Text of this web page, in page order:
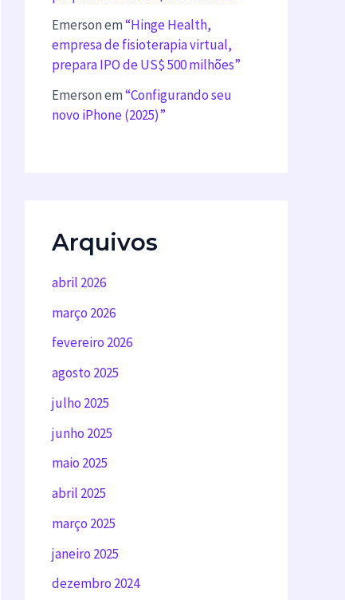
Emersonem“Hinge Health,
empresa de fisioterapia virtual,
prepara IPO de US$ 500 milhões”
Emersonem“Configurando seu
novo iPhone (2025)”
Arquivos
abril 2026
março 2026
fevereiro 2026
agosto 2025
julho 2025
junho 2025
maio 2025
abril 2025
março 2025
janeiro 2025
dezembro 2024